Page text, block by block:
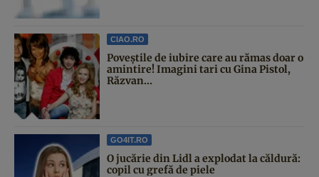
CIAO.RO
Poveştile de iubire care au rămas doar o
amintire! Imagini tari cu Gina Pistol,
Răzvan...
GO4IT.RO
O jucărie din Lidl a explodat la căldură:
copil cu grefă de piele